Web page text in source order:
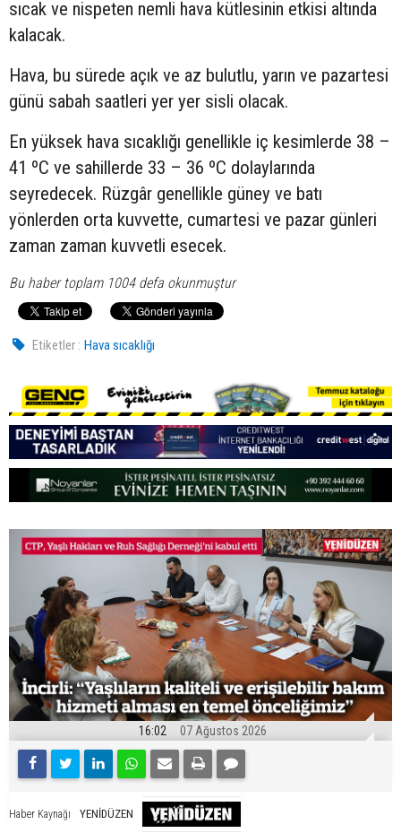
sıcak ve nispeten nemli hava kütlesinin etkisi altında
kalacak.
Hava, bu sürede açık ve az bulutlu, yarın ve pazartesi
günü sabah saatleri yer yer sisli olacak.
En yüksek hava sıcaklığı genellikle iç kesimlerde 38 –
41 ºC ve sahillerde 33 – 36 ºC dolaylarında
seyredecek. Rüzgâr genellikle güney ve batı
yönlerden orta kuvvette, cumartesi ve pazar günleri
zaman zaman kuvvetli esecek.
Bu haber toplam 1004 defa okunmuştur
Etiketler : Hava sıcaklığı
16:02 07 Ağustos 2026
Haber Kaynağı YENİDÜZEN